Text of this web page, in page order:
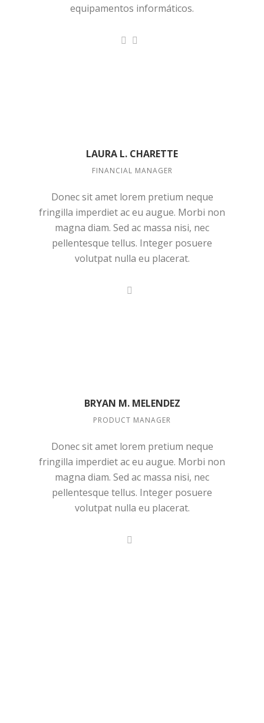
equipamentos informáticos.
LAURA L. CHARETTE
FINANCIAL MANAGER
Donec sit amet lorem pretium neque
fringilla imperdiet ac eu augue. Morbi non
magna diam. Sed ac massa nisi, nec
pellentesque tellus. Integer posuere
volutpat nulla eu placerat.
BRYAN M. MELENDEZ
PRODUCT MANAGER
Donec sit amet lorem pretium neque
fringilla imperdiet ac eu augue. Morbi non
magna diam. Sed ac massa nisi, nec
pellentesque tellus. Integer posuere
volutpat nulla eu placerat.